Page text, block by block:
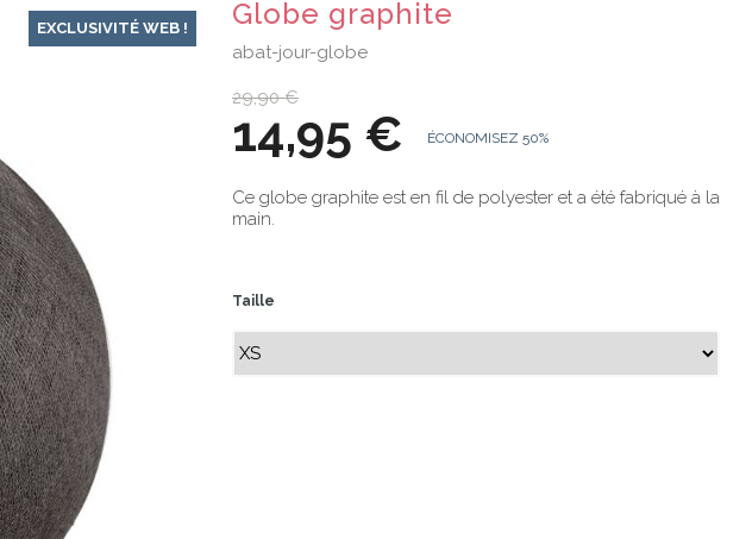
EXCLUSIVITÉ WEB ! Globe graphite
abat-jour-globe
29,90 €
14,95 € ÉCONOMISEZ 50%
Ce globe graphite est en fil de polyester et a été fabriqué à la
main.
Taille